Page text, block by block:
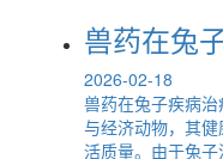
兽药在兔
2026-02-18
兽药在兔子疾病
与经济动物，其
活质量。由于兔